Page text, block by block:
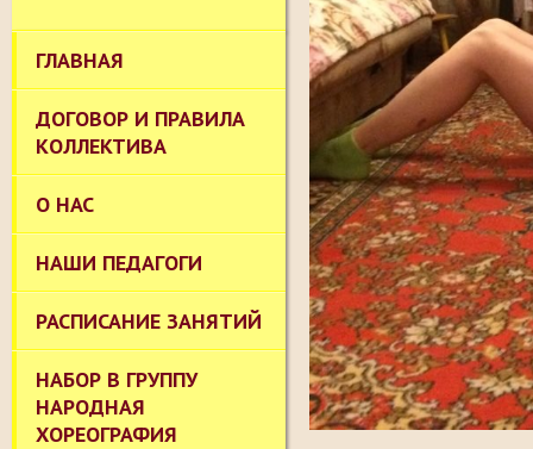
ГЛАВНАЯ
ДОГОВОР И ПРАВИЛА
КОЛЛЕКТИВА
О НАС
НАШИ ПЕДАГОГИ
РАСПИСАНИЕ ЗАНЯТИЙ
НАБОР В ГРУППУ
НАРОДНАЯ
ХОРЕОГРАФИЯ